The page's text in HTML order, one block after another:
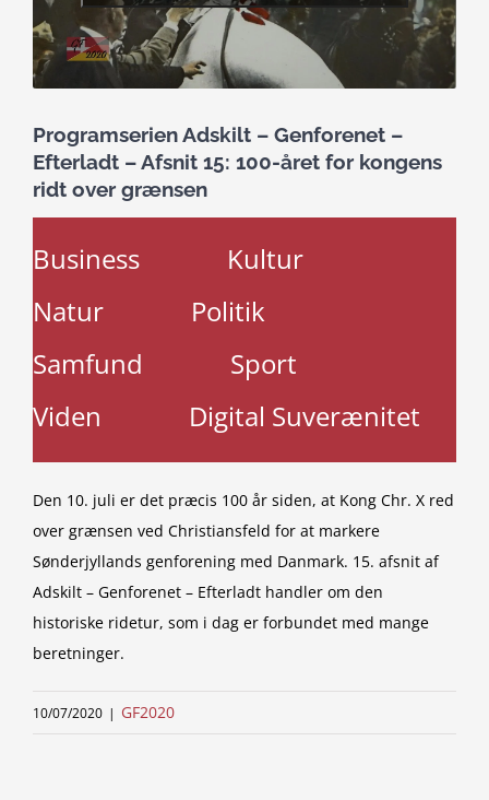
Programserien Adskilt – Genforenet –
Efterladt – Afsnit 15: 100-året for kongens
ridt over grænsen
Business
Kultur
Natur
Politik
Samfund
Sport
Viden
Digital Suverænitet
Den 10. juli er det præcis 100 år siden, at Kong Chr. X red
over grænsen ved Christiansfeld for at markere
Sønderjyllands genforening med Danmark. 15. afsnit af
Adskilt – Genforenet – Efterladt handler om den
historiske ridetur, som i dag er forbundet med mange
beretninger.
10/07/2020 | GF2020